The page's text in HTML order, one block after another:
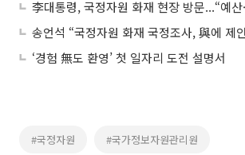
‘경험 無도 환영’ 첫 일자리 도전 설명서
#국정자원 #국가정보자원관리원